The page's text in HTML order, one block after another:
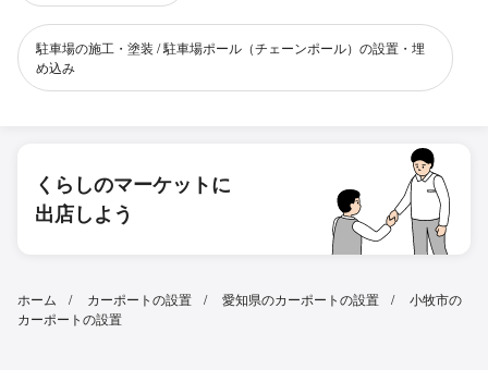
駐車場の施工・塗装 / 駐車場ポール（チェーンポール）の設置・埋
め込み
くらしのマーケットに
出店しよう
ホーム カーポートの設置 愛知県のカーポートの設置
小牧市の
カーポートの設置